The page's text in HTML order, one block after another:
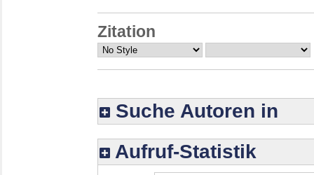
Zitation
Suche Autoren in
Aufruf-Statistik